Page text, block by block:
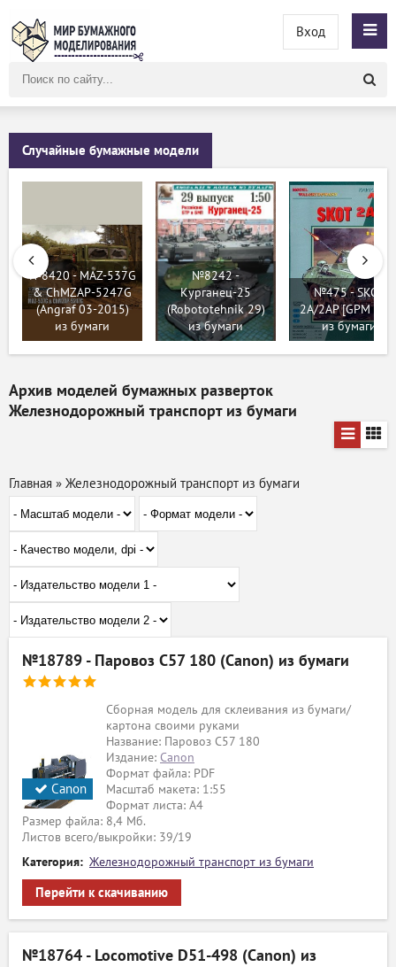
сайту
Вход
Случайные бумажные модели
№8420 - MAZ-537G
& ChMZAP-5247G
(Angraf 03-2015)
из бумаги
№8242 -
Курганец-25
(Robototehnik 29)
из бумаги
№475 - SKOT
2A/2AP [GPM
из бумаги
Архив моделей бумажных разверток
Железнодорожный транспорт из бумаги
Главная » Железнодорожный транспорт из бумаги
№18789 - Паровоз С57 180 (Canon) из бумаги
Canon
Сборная модель для склеивания из бумаги/
картона своими руками
Название: Паровоз С57 180
Издание: Canon
Формат файла: PDF
Масштаб макета: 1:55
Формат листа: А4
Размер файла: 8,4 Мб.
Листов всего/выкройки: 39/19
Категория: Железнодорожный транспорт из бумаги
Перейти к скачиванию
№18764 - Locomotive D51-498 (Canon) из